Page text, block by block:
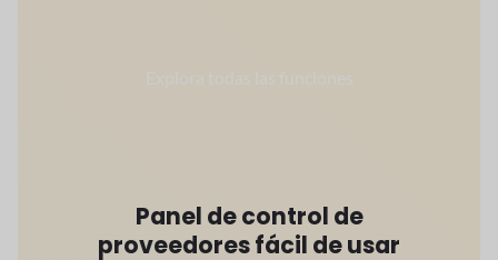
Panel de control de
proveedores fácil de usar